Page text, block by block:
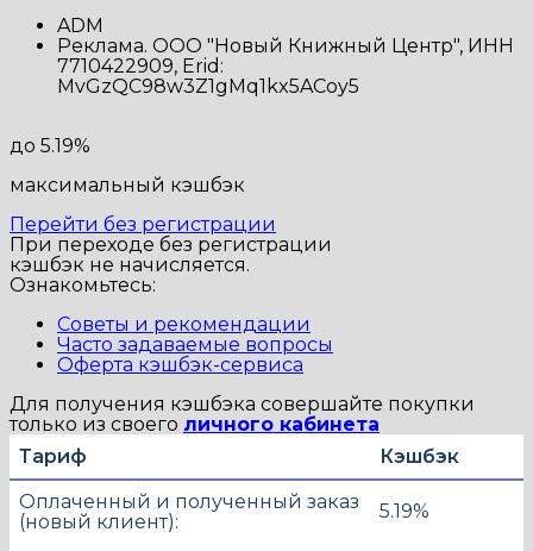
ADM
Реклама. ООО "Новый Книжный Центр", ИНН
7710422909, Erid:
MvGzQC98w3Z1gMq1kx5ACoy5
до 5.19%
максимальный кэшбэк
Перейти без регистрации
При переходе без регистрации
кэшбэк не начисляется.
Ознакомьтесь:
Советы и рекомендации
Часто задаваемые вопросы
Оферта кэшбэк-сервиса
Для получения кэшбэка совершайте покупки
только из своего личного кабинета
Тариф
Кэшбэк
Оплаченный и полученный заказ
(новый клиент):
5.19%